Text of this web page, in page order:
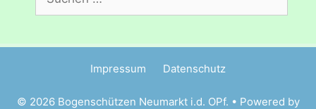
nach:
Impressum Datenschutz
© 2026 Bogenschützen Neumarkt i.d. OPf. • Powered by